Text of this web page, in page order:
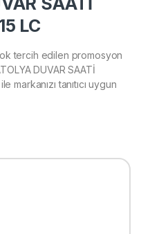
LC
tercih edilen promosyon
DUVAR SAATİ
markanızı tanıtıcı uygun